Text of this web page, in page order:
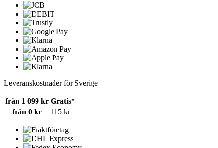
Leveranskostnader för Sverige
från 1 099 kr Gratis*
från 0 kr
115 kr